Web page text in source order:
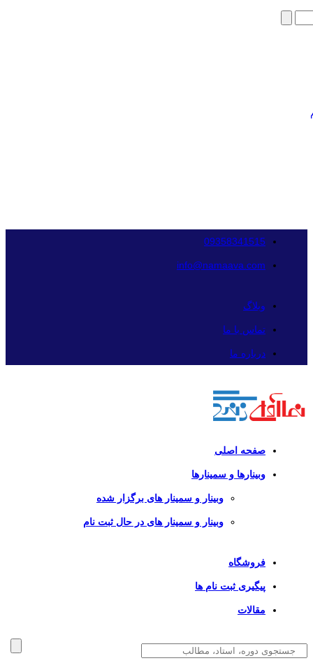
09358341515
info@namaava.com
وبلاگ
تماس با ما
درباره ما
صفحه اصلی
وبینارها و سمینارها
وبینار و سمینار های برگزار شده
وبینار و سمینار های در حال ثبت نام
فروشگاه
پیگیری ثبت نام ها
مقالات